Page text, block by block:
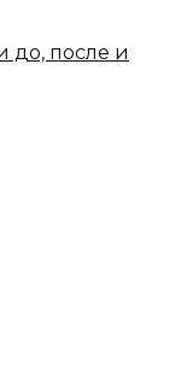
до, после и